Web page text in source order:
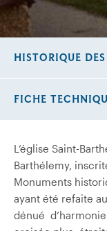
L’église Saint-
Barthélemy,
Monuments
ayant été refaite
dénué
HISTORIQUE
FICHE